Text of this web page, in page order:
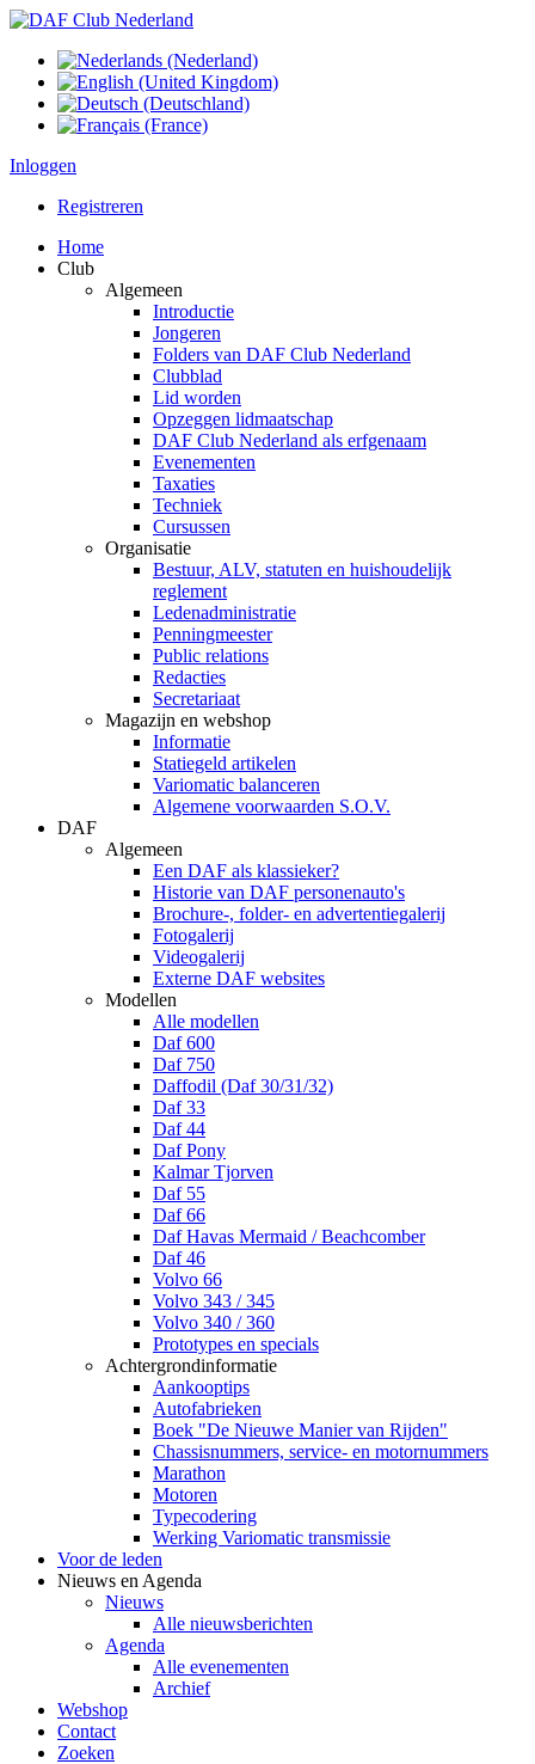
Inloggen
Registreren
Home
Club
Algemeen
Introductie
Jongeren
Folders van DAF Club Nederland
Clubblad
Lid worden
Opzeggen lidmaatschap
DAF Club Nederland als erfgenaam
Evenementen
Taxaties
Techniek
Cursussen
Organisatie
Bestuur, ALV, statuten en huishoudelijk
reglement
Ledenadministratie
Penningmeester
Public relations
Redacties
Secretariaat
Magazijn en webshop
Informatie
Statiegeld artikelen
Variomatic balanceren
Algemene voorwaarden S.O.V.
DAF
Algemeen
Een DAF als klassieker?
Historie van DAF personenauto's
Brochure-, folder- en advertentiegalerij
Fotogalerij
Videogalerij
Externe DAF websites
Modellen
Alle modellen
Daf 600
Daf 750
Daffodil (Daf 30/31/32)
Daf 33
Daf 44
Daf Pony
Kalmar Tjorven
Daf 55
Daf 66
Daf Havas Mermaid / Beachcomber
Daf 46
Volvo 66
Volvo 343 / 345
Volvo 340 / 360
Prototypes en specials
Achtergrondinformatie
Aankooptips
Autofabrieken
Boek "De Nieuwe Manier van Rijden"
Chassisnummers, service- en motornummers
Marathon
Motoren
Typecodering
Werking Variomatic transmissie
Voor de leden
Nieuws en Agenda
Nieuws
Alle nieuwsberichten
Agenda
Alle evenementen
Archief
Webshop
Contact
Zoeken